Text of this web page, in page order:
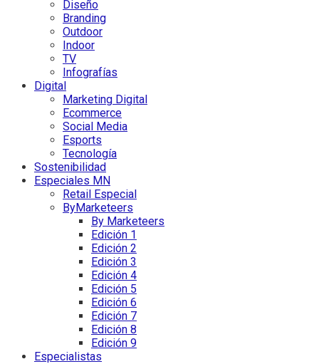
Diseño
Branding
Outdoor
Indoor
TV
Infografías
Digital
Marketing Digital
Ecommerce
Social Media
Esports
Tecnología
Sostenibilidad
Especiales MN
Retail Especial
ByMarketeers
By Marketeers
Edición 1
Edición 2
Edición 3
Edición 4
Edición 5
Edición 6
Edición 7
Edición 8
Edición 9
Especialistas